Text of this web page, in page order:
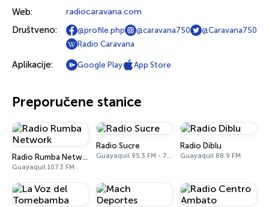
Web: radiocaravana.com
Društveno: @profile.php @caravana750
@Caravana750
Radio Caravana
Aplikacije: Google Play App Store
Preporučene stanice
Radio Rumba Network
Guayaquil 107.3 FM
Radio Sucre
Guayaquil 95.3 FM - 700 AM
Radio Diblu
Guayaquil 88.9 FM